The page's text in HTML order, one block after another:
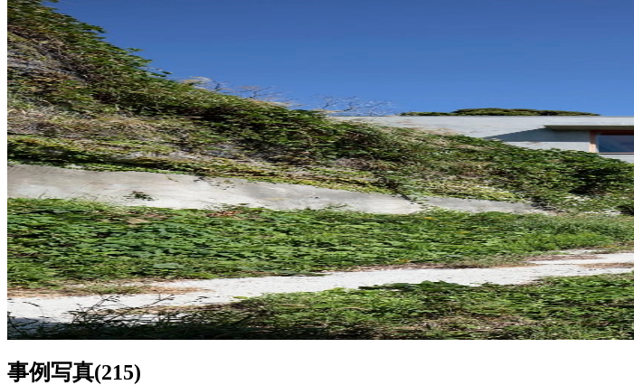
ビルディングタイプ
戸建住宅
山の根の躯体
稲山貴則建築設計事務所
21
932
事例写真(215)